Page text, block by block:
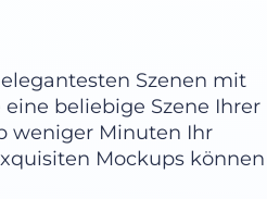
Szenen mit
beliebige Szene Ihrer
weniger Minuten Ihr
Mockups können